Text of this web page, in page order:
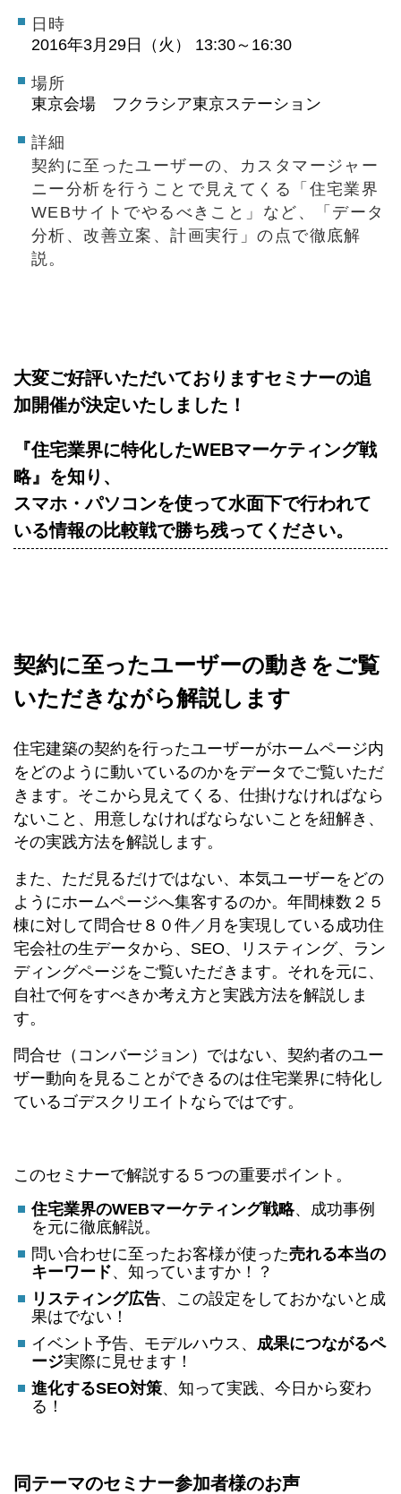
日時
2016年3月29日（火） 13:30～16:30
場所
東京会場 フクラシア東京ステーション
詳細
契約に至ったユーザーの、カスタマージャー
ニー分析を行うことで見えてくる「住宅業界
WEBサイトでやるべきこと 」など、「データ
分析、改善立案、計画実行」の点で徹底解
説。
大変ご好評いただいておりますセミナーの追
加開催が決定いたしました！
『住宅業界に特化したWEBマーケティング戦
略』を知り、
スマホ・パソコンを使って水面下で行われて
いる情報の比較戦で勝ち残ってください。
契約に至ったユーザーの動きをご覧
いただきながら解説します
住宅建築の契約を行ったユーザーがホームページ内
をどのように動いているのかをデータでご覧いただ
きます。そこから見えてくる、仕掛けなければなら
ないこと、用意しなければならないことを紐解き、
その実践方法を解説します。
また、ただ見るだけではない、本気ユーザーをどの
ようにホームページへ集客するのか。年間棟数２５
棟に対して問合せ８０件／月を実現している成功住
宅会社の生データから、SEO、リスティング、ラン
ディングページをご覧いただきます。それを元に、
自社で何をすべきか考え方と実践方法を解説しま
す。
問合せ（コンバージョン）ではない、契約者のユー
ザー動向を見ることができるのは住宅業界に特化し
ているゴデスクリエイトならではです。
このセミナーで解説する５つの重要ポイント。
住宅業界のWEBマーケティング戦略、成功事例
を元に徹底解説。
問い合わせに至ったお客様が使った売れる本当の
キーワード、知っていますか！？
リスティング広告、この設定をしておかないと成
果はでない！
イベント予告、モデルハウス、 成果につながるペ
ージ実際に見せます！
進化するSEO対策、知って実践、今日から変わ
る！
同テーマのセミナー参加者様のお声